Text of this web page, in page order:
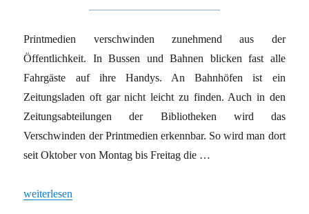
Printmedien verschwinden zunehmend aus der
Öffentlichkeit. In Bussen und Bahnen blicken fast alle
Fahrgäste auf ihre Handys. An Bahnhöfen ist ein
Zeitungsladen oft gar nicht leicht zu finden. Auch in den
Zeitungsabteilungen der Bibliotheken wird das
Verschwinden der Printmedien erkennbar. So wird man dort
seit Oktober von Montag bis Freitag die …
„Seitenwende in der Medienbranche“
weiterlesen